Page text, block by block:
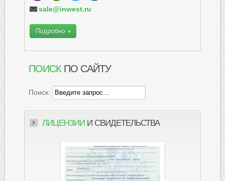
sale@inwest.ru
Подробно
ПОИСКПО САЙТУ
Поиск:
ЛИЦЕНЗИИИ СВИДЕТЕЛЬСТВА